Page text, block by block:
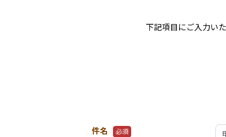
下記項目にご入力い
件名 必須